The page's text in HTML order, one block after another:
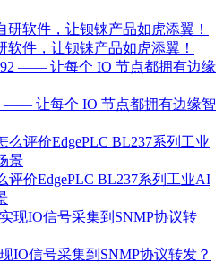
件，让钡铼产品如虎添翼！
—— 让每个 IO 节点都拥有边缘智
评价EdgePLC BL237系列工业AI
IO信号采集到SNMP协议转发？